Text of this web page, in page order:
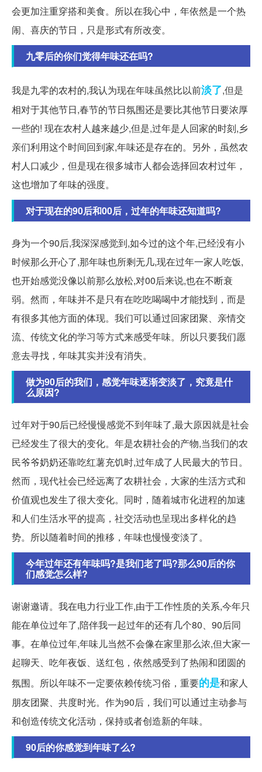
会更加注重穿搭和美食。所以在我心中，年依然是一个热
闹、喜庆的节日，只是形式有所改变。
九零后的你们觉得年味还在吗?
我是九零的农村的,我认为现在年味虽然比以前淡了,但是
相对于其他节日,春节的节日氛围还是要比其他节日要浓厚
一些的! 现在农村人越来越少,但是,过年是人回家的时刻,乡
亲们利用这个时间回到家,年味还是存在的。另外，虽然农
村人口减少，但是现在很多城市人都会选择回农村过年，
这也增加了年味的强度。
对于现在的90后和00后，过年的年味还知道吗?
身为一个90后,我深深感觉到,如今过的这个年,已经没有小
时候那么开心了,那年味也所剩无几,现在过年一家人吃饭,
也开始感觉没像以前那么放松,对00后来说,也在不断衰
弱。然而，年味并不是只有在吃吃喝喝中才能找到，而是
有很多其他方面的体现。我们可以通过回家团聚、亲情交
流、传统文化的学习等方式来感受年味。所以只要我们愿
意去寻找，年味其实并没有消失。
做为90后的我们，感觉年味逐渐变淡了，究竟是什
么原因?
过年对于90后已经慢慢感觉不到年味了,最大原因就是社会
已经发生了很大的变化。年是农耕社会的产物,当我们的农
民爷爷奶奶还靠吃红薯充饥时,过年成了人民最大的节日。
然而，现代社会已经远离了农耕社会，大家的生活方式和
价值观也发生了很大变化。同时，随着城市化进程的加速
和人们生活水平的提高，社交活动也呈现出多样化的趋
势。所以随着时间的推移，年味也慢慢变淡了。
今年过年还有年味吗?是我们老了吗?那么90后的你
们感觉怎么样?
谢谢邀请。我在电力行业工作,由于工作性质的关系,今年只
能在单位过年了,陪伴我一起过年的还有几个80、90后同
事。在单位过年,年味儿当然不会像在家里那么浓,但大家一
起聊天、吃年夜饭、送红包，依然感受到了热闹和团圆的
氛围。所以年味不一定要依赖传统习俗，重要的是和家人
朋友团聚、共度时光。作为90后，我们可以通过主动参与
和创造传统文化活动，保持或者创造新的年味。
90后的你感觉到年味了么?